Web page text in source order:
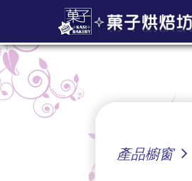
產品櫥窗